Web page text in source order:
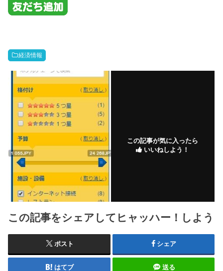
経済情報
この記事が気に入ったら
いいねしよう！
この記事をシェアしてヒャッハー！しよう
ポスト シェア
はてブ 送る